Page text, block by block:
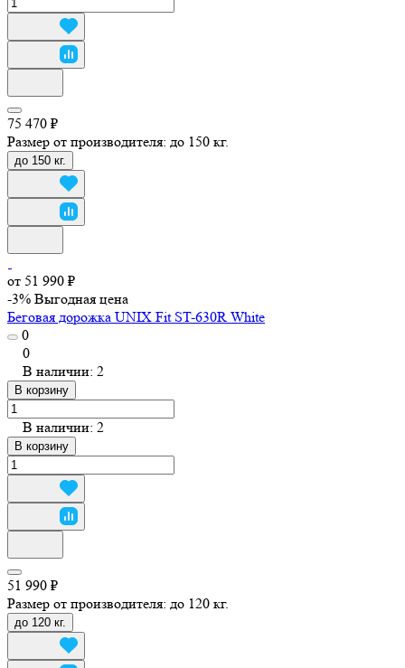
75 470 ₽
Размер от производителя: до 150 кг.
до 150 кг.
от 51 990 ₽
-3% Выгодная цена
Беговая дорожка UNIX Fit ST-630R White
0
0
В наличии: 2
В корзину
В наличии: 2
В корзину
51 990 ₽
Размер от производителя: до 120 кг.
до 120 кг.